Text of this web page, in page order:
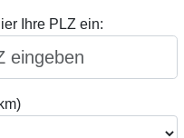
Ihre PLZ ein: